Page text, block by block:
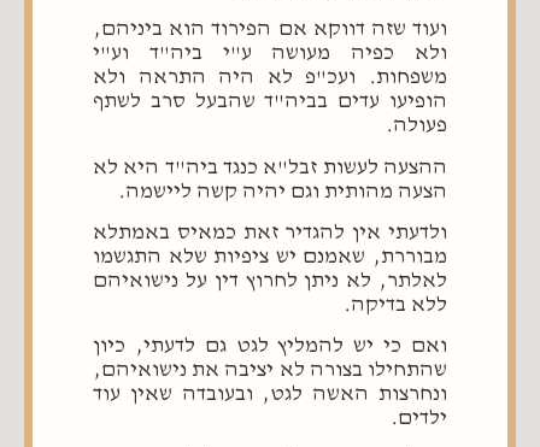
ועוד שזה דווקא אם הפירוד הוא ביניהם,
ולא כפיה מעושה ע"י ביה"ד וע"י
משפחות. ועכ"פ לא היה התראה ולא
הופיעו עדים בביה"ד שהבעל סרב לשתף
פעולה.
ההצעה לעשות זבל"א כנגד ביה"ד היא לא
הצעה מהותית וגם יהיה קשה ליישמה.
ולדעתי אין להגדיר זאת כמאיס באמתלא
מבוררת, שאמנם יש ציפיות שלא התגשמו
לאלתר, לא ניתן לחרוץ דין על נישואיהם
ללא בדיקה.
ואם כי יש להמליץ לגט גם לדעתי, כיון
שהתחילו בצורה לא יציבה את נישואיהם,
ונחרצות האשה לגט, ובעובדה שאין עוד
ילדים.